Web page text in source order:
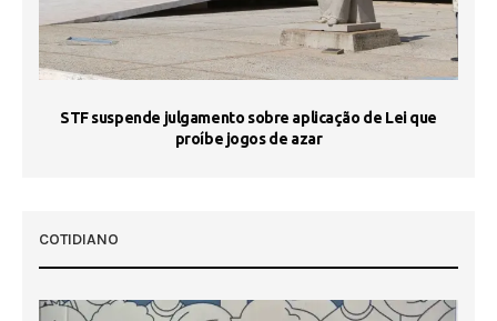
STF suspende julgamento sobre aplicação de Lei que
proíbe jogos de azar
COTIDIANO